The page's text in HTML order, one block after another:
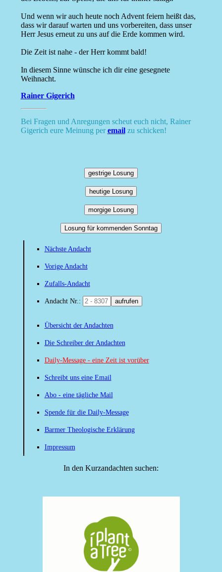
Und wenn wir auch heute noch Advent feiern heißt das,
dass wir darauf warten und uns vorbereiten, dass unser
Herr Jesus erneut zu uns auf die Erde kommen wird.
Die Zeit ist nahe - der Herr kommt bald!
In diesem Sinne wünsche ich dir eine gesegnete
Weihnacht.
Rainer Gigerich
Bei Fragen und Anregungen scheut euch nicht, Rainer
Gigerich eure Meinung peremailzu schicken!
gestrige Losung
heutige Losung
morgige Losung
Losung für kommenden Sonntag
Nächste Andacht
Vorige Andacht
Zufalls-Andacht
Andacht Nr.: aufrufen
Übersicht der Andachten
Die Schreiber der Andachten
Daily-Message - eine Zeit ist vorüber
Schreibt uns eine Email
Abo - eine tägliche Mail
Spende für die Daily-Message
Barmer Theologische Erklärung
Impressum
In den Kurzandachten suchen: